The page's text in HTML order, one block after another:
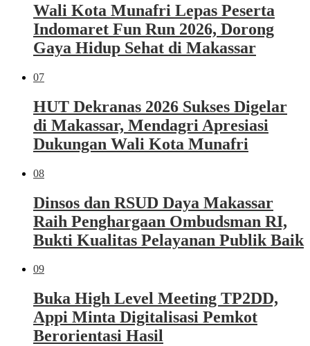
Wali Kota Munafri Lepas Peserta
Indomaret Fun Run 2026, Dorong
Gaya Hidup Sehat di Makassar
07
HUT Dekranas 2026 Sukses Digelar
di Makassar, Mendagri Apresiasi
Dukungan Wali Kota Munafri
08
Dinsos dan RSUD Daya Makassar
Raih Penghargaan Ombudsman RI,
Bukti Kualitas Pelayanan Publik Baik
09
Buka High Level Meeting TP2DD,
Appi Minta Digitalisasi Pemkot
Berorientasi Hasil